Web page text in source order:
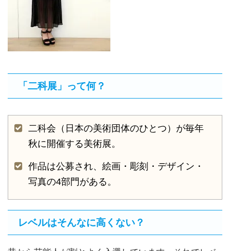
「二科展」って何？
二科会（日本の美術団体のひとつ）が毎年
秋に開催する美術展。
作品は公募され、絵画・彫刻・デザイン・
写真の4部門がある。
レベルはそんなに高くない？